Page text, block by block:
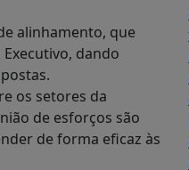
alinhamento, que
dando
os setores da
de esforços são
de forma eficaz às